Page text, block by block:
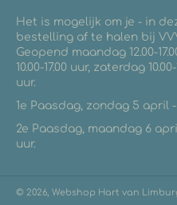
Het is mogelijk om je - in
bestelling af te halen bij
Geopend maandag 12.00-
10.00-17.00 uur, zaterdag
uur.
1e Paasdag, zondag 5 april
2e Paasdag, maandag 6
uur.
© 2026, Webshop Hart van